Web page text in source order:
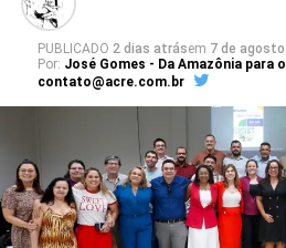
PUBLICADO 2 dias atrásem 7 de
Por: José Gomes - Da Amazônia para
contato@acre.com.br